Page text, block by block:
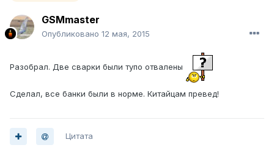
GSMmaster
Опубликовано 12 мая, 2015
Разобрал. Две сварки были тупо отвалены
Сделал, все банки были в норме. Китайцам превед!
Цитата